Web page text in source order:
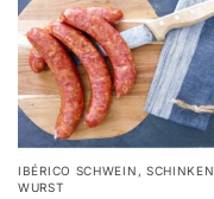
IBÉRICO SCHWEIN ,
WURST